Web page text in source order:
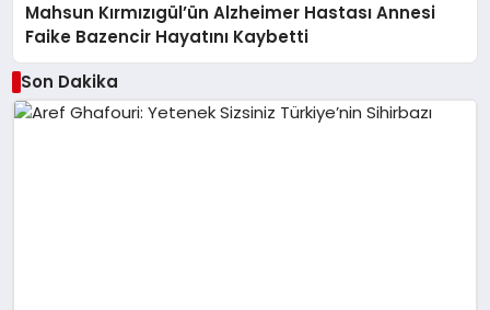
Mahsun Kırmızıgül’ün Alzheimer Hastası Annesi
Faike Bazencir Hayatını Kaybetti
Son Dakika